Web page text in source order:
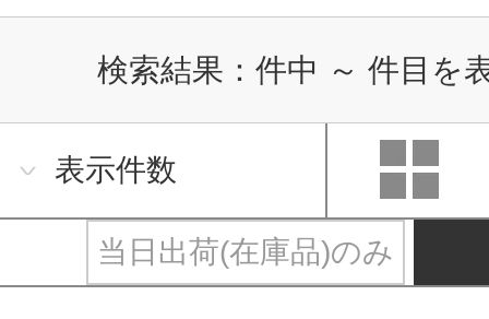
検索結果： 件中 ～ 件目を
表示件数
当日出荷(在庫品)のみ